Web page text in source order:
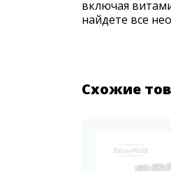
включая
найдете все
Схожие